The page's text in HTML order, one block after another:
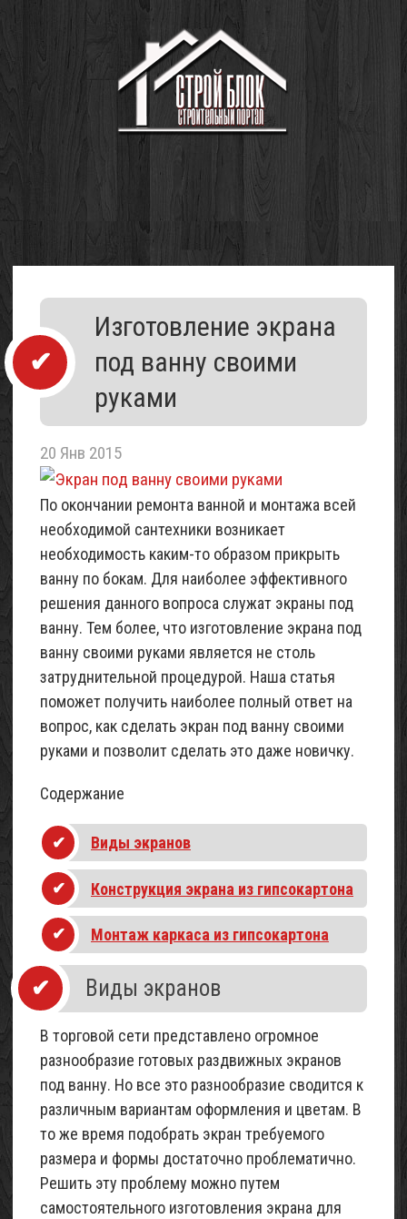
Изготовление экрана
под ванну своими
руками
20 Янв 2015
По окончании ремонта ванной и монтажа всей
необходимой сантехники возникает
необходимость каким-то образом прикрыть
ванну по бокам. Для наиболее эффективного
решения данного вопроса служат экраны под
ванну. Тем более, что изготовление экрана под
ванну своими руками является не столь
затруднительной процедурой. Наша статья
поможет получить наиболее полный ответ на
вопрос, как сделать экран под ванну своими
руками и позволит сделать это даже новичку.
Содержание
Виды экранов
Конструкция экрана из гипсокартона
Монтаж каркаса из гипсокартона
Виды экранов
В торговой сети представлено огромное
разнообразие готовых раздвижных экранов
под ванну. Но все это разнообразие сводится к
различным вариантам оформления и цветам. В
то же время подобрать экран требуемого
размера и формы достаточно проблематично.
Решить эту проблему можно путем
самостоятельного изготовления экрана для